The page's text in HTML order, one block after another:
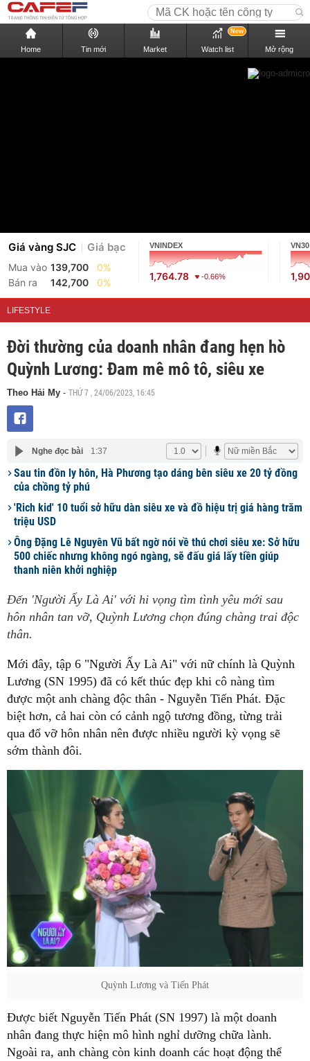
Home Tin mới Market Watch list
New
Mở rộng
Giá vàng SJC Giá bạc
Mua vào 139,700
0%
Bán ra
142,700 0%
VNINDEX
1,764.78 -0.66%
VN30
LIFESTYLE
Đời thường của doanh nhân đang hẹn hò
Quỳnh Lương: Đam mê mô tô, siêu xe
Theo Hải My - THỨ 7 , 24/06/2023, 16:45
Nghe đọc bài 1:37
Sau tin đồn ly hôn, Hà Phương tạo dáng bên siêu xe 20 tỷ đồng
của chồng tỷ phú
'Rich kid' 10 tuổi sở hữu dàn siêu xe và đồ hiệu trị giá hàng trăm
triệu USD
Ông Đặng Lê Nguyên Vũ bất ngờ nói về thú chơi siêu xe: Sở hữu
500 chiếc nhưng không ngó ngàng, sẽ đấu giá lấy tiền giúp
thanh niên khởi nghiệp
Đến 'Người Ấy Là Ai' với hi vọng tìm tình yêu mới sau
hôn nhân tan vỡ, Quỳnh Lương chọn đúng chàng trai độc
thân.
Mới đây, tập 6 "Người Ấy Là Ai" với nữ chính là Quỳnh
Lương (SN 1995) đã có kết thúc đẹp khi cô nàng tìm
được một anh chàng độc thân - Nguyễn Tiến Phát. Đặc
biệt hơn, cả hai còn có cảnh ngộ tương đồng, từng trải
qua đổ vỡ hôn nhân nên được nhiều người kỳ vọng sẽ
sớm thành đôi.
Quỳnh Lương và Tiến Phát
Được biết Nguyễn Tiến Phát (SN 1997) là một doanh
nhân đang thực hiện mô hình nghỉ dưỡng chữa lành.
Ngoài ra, anh chàng còn kinh doanh các hoạt động thể